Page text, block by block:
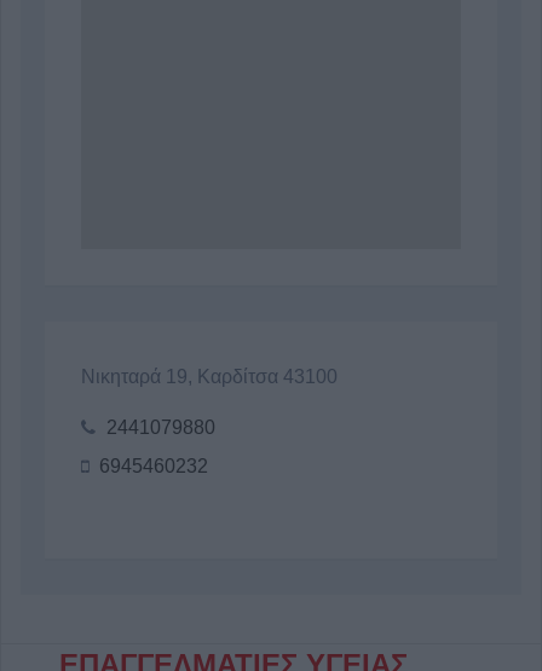
Νικηταρά 19, Καρδίτσα 43100
2441079880
6945460232
ΕΠΑΓΓΕΛΜΑΤΙΕΣ ΥΓΕΙΑΣ